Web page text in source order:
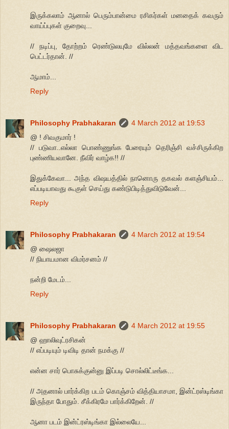
இருக்கலாம் ஆனால் பெரும்பான்மை ரசிகர்கள் மனதைக் கவரும்
வாய்ப்புகள் குறைவு...
// நடிப்பு, தோற்றம் ரெண்டுலயுமே வில்லன் மத்தவங்களை விட
பெட்டர்தான். //
ஆமாம்...
Reply
Philosophy Prabhakaran
4 March 2012 at 19:53
@ ! சிவகுமார் !
// படுவா..எல்லா பொண்ணுங்க பேரையும் தெரிஞ்சி வச்சிருக்கிற
புண்ணியவானே. நீவிர் வாழ்க!! //
இதுக்கேவா... அந்த விஷயத்தில் நானொரு தகவல் களஞ்சியம்...
எப்படியாவது கூகுள் செய்து கண்டுபிடித்துவிடுவேன்...
Reply
Philosophy Prabhakaran
4 March 2012 at 19:54
@ ஷைலஜா
// நியாயமான விமர்சனம் //
நன்றி மேடம்...
Reply
Philosophy Prabhakaran
4 March 2012 at 19:55
@ ஹாலிவுட்ரசிகன்
// எப்படியும் டிவிடி தான் நமக்கு //
என்ன சார் பொசுக்குன்னு இப்படி சொல்லிட்டீங்க...
// அதனால் பார்க்கிற படம் கொஞ்சம் வித்தியாசமா, இன்ட்ரஸ்டிங்கா
இருந்தா போதும். சீக்கிரமே பார்க்கிறேன். //
ஆனா படம் இன்ட்ரஸ்டிங்கா இல்லையே...